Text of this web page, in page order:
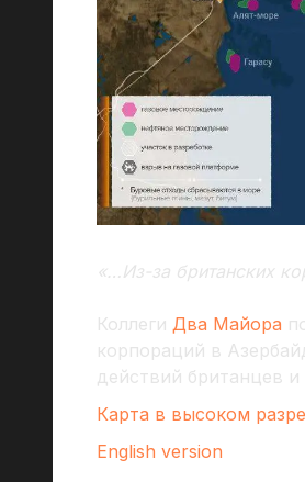
«…Из-за британских
Коллеги Два Майора
корпораций в
действий британцев
Карта в высоком
English version